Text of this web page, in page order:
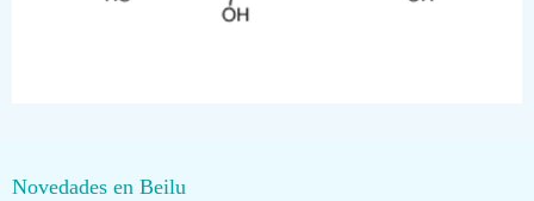
Novedades en Beilu